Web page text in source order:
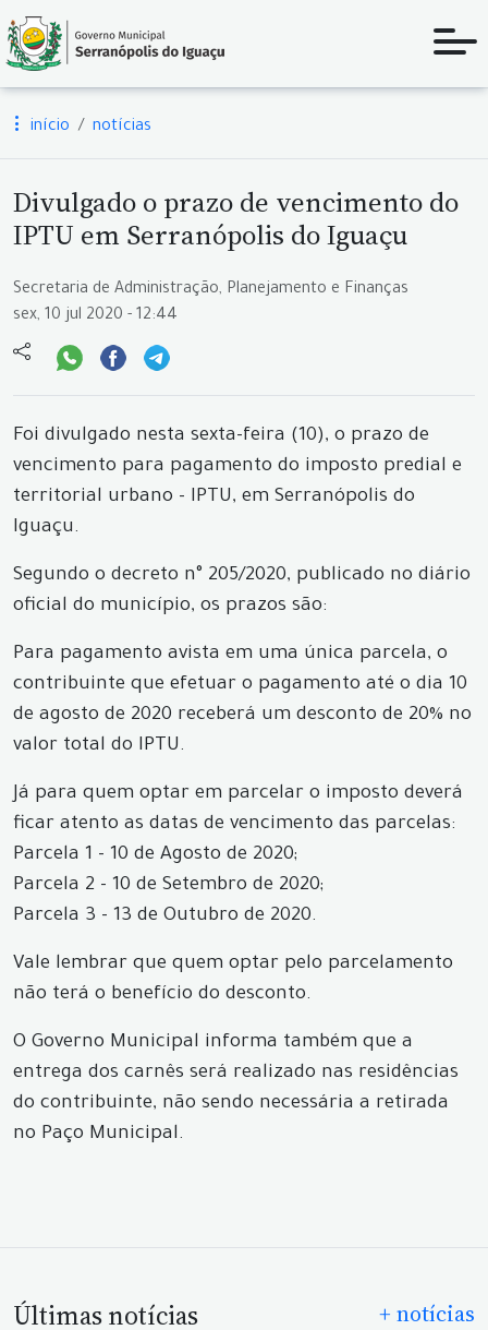
início notícias
Divulgado o prazo de vencimento do
IPTU em Serranópolis do Iguaçu
Secretaria de Administração, Planejamento e Finanças
sex, 10 jul 2020 - 12:44
Foi divulgado nesta sexta-feira (10), o prazo de
vencimento para pagamento do imposto predial e
territorial urbano - IPTU, em Serranópolis do
Iguaçu.
Segundo o decreto n° 205/2020, publicado no diário
oficial do município, os prazos são:
Para pagamento avista em uma única parcela, o
contribuinte que efetuar o pagamento até o dia 10
de agosto de 2020 receberá um desconto de 20% no
valor total do IPTU.
Já para quem optar em parcelar o imposto deverá
ficar atento as datas de vencimento das parcelas:
Parcela 1 - 10 de Agosto de 2020;
Parcela 2 - 10 de Setembro de 2020;
Parcela 3 - 13 de Outubro de 2020.
Vale lembrar que quem optar pelo parcelamento
não terá o benefício do desconto.
O Governo Municipal informa também que a
entrega dos carnês será realizado nas residências
do contribuinte, não sendo necessária a retirada
no Paço Municipal.
Últimas notícias + notícias